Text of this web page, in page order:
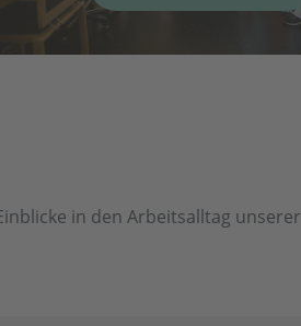
in den Arbeitsalltag unserer